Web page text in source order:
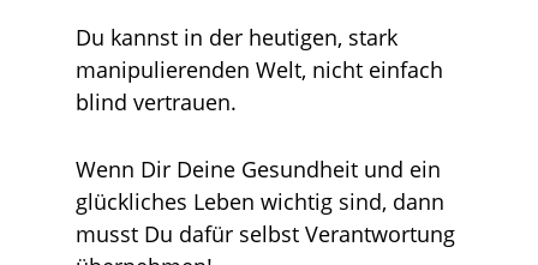
Du kannst in der heutigen, stark
manipulierenden Welt, nicht einfach
blind vertrauen.
Wenn Dir Deine Gesundheit und ein
glückliches Leben wichtig sind, dann
musst Du dafür selbst Verantwortung